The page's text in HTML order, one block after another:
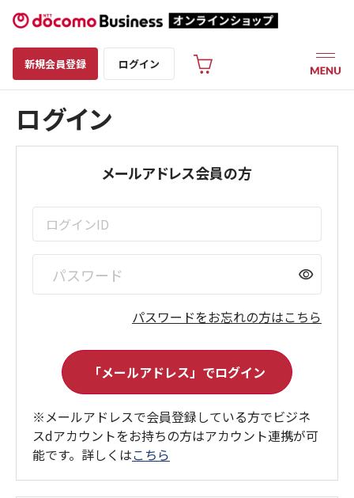
新規会員登録 ログイン
ログイン
メールアドレス会員の方
visibility
パスワードをお忘れの方はこちら
※メールアドレスで会員登録している方でビジネ
スdアカウントをお持ちの方はアカウント連携が可
能です。詳しくはこちら